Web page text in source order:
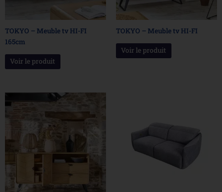
TOKYO – Meuble tv HI-FI
165cm
Voir le produit
TOKYO – Meuble tv HI-FI
Voir le produit